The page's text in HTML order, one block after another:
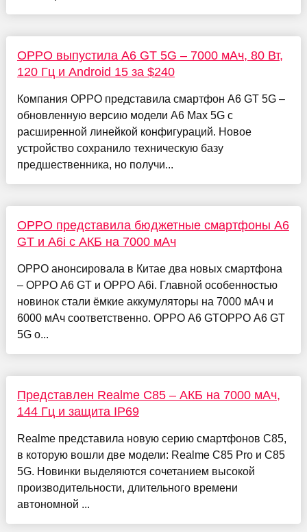
OPPO выпустила A6 GT 5G – 7000 мАч, 80 Вт,
120 Гц и Android 15 за $240
Компания OPPO представила смартфон A6 GT 5G –
обновленную версию модели A6 Max 5G с
расширенной линейкой конфигураций. Новое
устройство сохранило техническую базу
предшественника, но получи...
OPPO представила бюджетные смартфоны A6
GT и A6i с АКБ на 7000 мАч
OPPO анонсировала в Китае два новых смартфона
– OPPO A6 GT и OPPO A6i. Главной особенностью
новинок стали ёмкие аккумуляторы на 7000 мАч и
6000 мАч соответственно. OPPO A6 GTOPPO A6 GT
5G о...
Представлен Realme C85 – АКБ на 7000 мАч,
144 Гц и защита IP69
Realme представила новую серию смартфонов C85,
в которую вошли две модели: Realme C85 Pro и C85
5G. Новинки выделяются сочетанием высокой
производительности, длительного времени
автономной ...